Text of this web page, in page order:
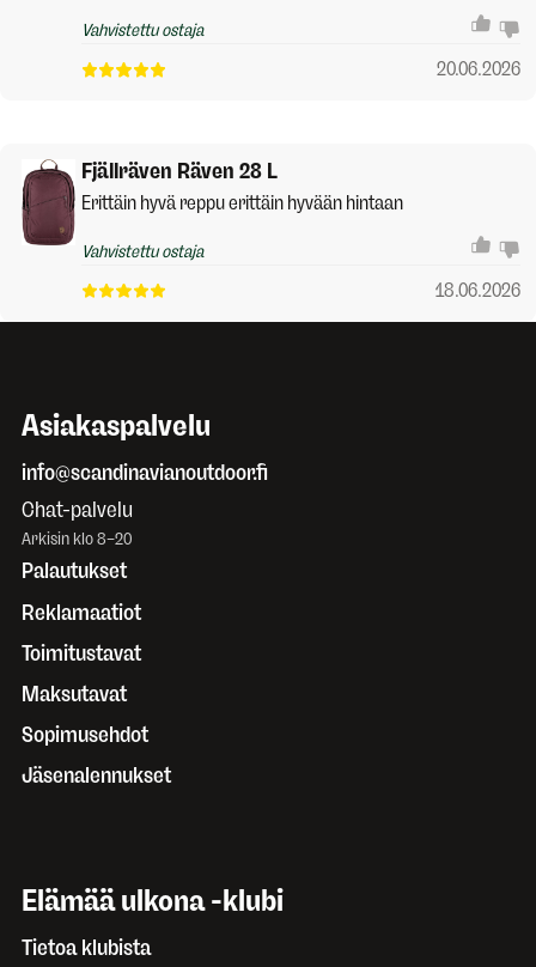
Vahvistettu ostaja
20.06.2026
Fjällräven Räven 28 L
Erittäin hyvä reppu erittäin hyvään hintaan
Vahvistettu ostaja
18.06.2026
Asiakaspalvelu
info@scandinavianoutdoor.fi
Chat-palvelu
Arkisin klo 8–20
Palautukset
Reklamaatiot
Toimitustavat
Maksutavat
Sopimusehdot
Jäsenalennukset
Elämää ulkona -klubi
Tietoa klubista